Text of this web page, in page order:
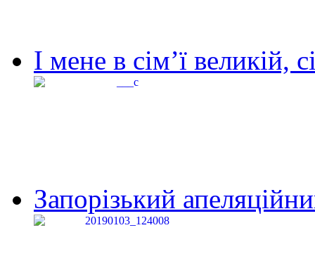
І мене в сім’ї великій,
Запорізький